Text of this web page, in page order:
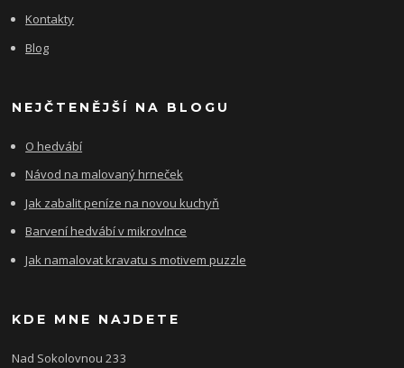
Kontakty
Blog
NEJČTENĚJŠÍ NA BLOGU
O hedvábí
Návod na malovaný hrneček
Jak zabalit peníze na novou kuchyň
Barvení hedvábí v mikrovlnce
Jak namalovat kravatu s motivem puzzle
KDE MNE NAJDETE
Nad Sokolovnou 233